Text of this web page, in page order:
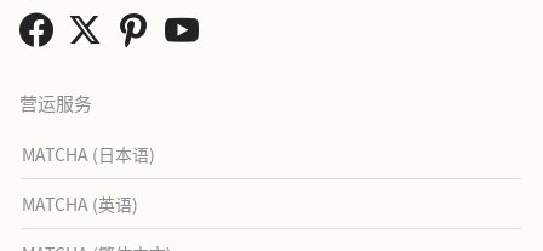
营运服务
MATCHA (日本语)
MATCHA (英语)